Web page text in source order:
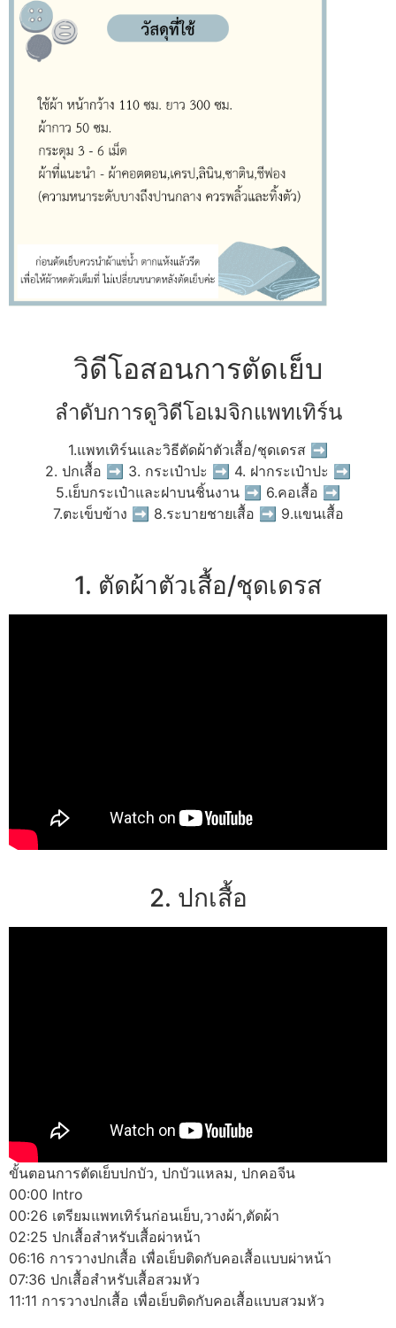
วิดีโอสอนการตัดเย็บ
ลำดับการดูวิดีโอเมจิกแพทเทิร์น
1.แพทเทิร์นและวิธีตัดผ้าตัวเสื้อ/ชุดเดรส ➡
2. ปกเสื้อ ➡ 3. กระเป๋าปะ ➡ 4. ฝากระเป๋าปะ ➡
5.เย็บกระเป๋าและฝาบนชิ้นงาน ➡ 6.คอเสื้อ ➡
7.ตะเข็บข้าง ➡ 8.ระบายชายเสื้อ ➡ 9.แขนเสื้อ
1. ตัดผ้าตัวเสื้อ/ชุดเดรส
2. ปกเสื้อ
ขั้นตอนการตัดเย็บปกบัว, ปกบัวแหลม, ปกคอจีน
00:00 Intro
00:26 เตรียมแพทเทิร์นก่อนเย็บ,วางผ้า,ตัดผ้า
02:25 ปกเสื้อสำหรับเสื้อผ่าหน้า
06:16 การวางปกเสื้อ เพื่อเย็บติดกับคอเสื้อแบบผ่าหน้า
07:36 ปกเสื้อสำหรับเสื้อสวมหัว
11:11 การวางปกเสื้อ เพื่อเย็บติดกับคอเสื้อแบบสวมหัว